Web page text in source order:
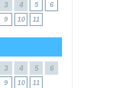
3 4 5
6
9 10 11
3 4 5
6
9 10 11